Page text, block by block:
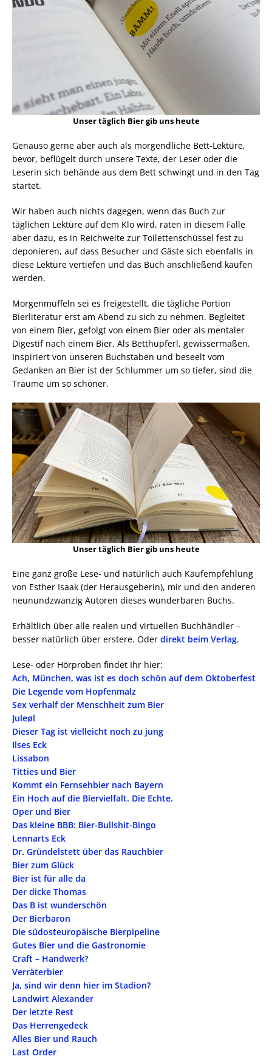
Unser täglich Bier gib uns heute
Genauso gerne aber auch als morgendliche Bett-Lektüre,
bevor, beflügelt durch unsere Texte, der Leser oder die
Leserin sich behände aus dem Bett schwingt und in den Tag
startet.
Wir haben auch nichts dagegen, wenn das Buch zur
täglichen Lektüre auf dem Klo wird, raten in diesem Falle
aber dazu, es in Reichweite zur Toilettenschüssel fest zu
deponieren, auf dass Besucher und Gäste sich ebenfalls in
diese Lektüre vertiefen und das Buch anschließend kaufen
werden.
Morgenmuffeln sei es freigestellt, die tägliche Portion
Bierliteratur erst am Abend zu sich zu nehmen. Begleitet
von einem Bier, gefolgt von einem Bier oder als mentaler
Digestif nach einem Bier. Als Betthupferl, gewissermaßen.
Inspiriert von unseren Buchstaben und beseelt vom
Gedanken an Bier ist der Schlummer um so tiefer, sind die
Träume um so schöner.
Unser täglich Bier gib uns heute
Eine ganz große Lese- und natürlich auch Kaufempfehlung
von Esther Isaak (der Herausgeberin), mir und den anderen
neunundzwanzig Autoren dieses wunderbaren Buchs.
Erhältlich über alle realen und virtuellen Buchhändler –
besser natürlich über erstere. Oder direkt beim Verlag.
Lese- oder Hörproben findet Ihr hier:
Ach, München, was ist es doch schön auf dem Oktoberfest
Die Legende vom Hopfenmalz
Sex verhalf der Menschheit zum Bier
Juleøl
Dieser Tag ist vielleicht noch zu jung
Ilses Eck
Lissabon
Titties und Bier
Kommt ein Fernsehbier nach Bayern
Ein Hoch auf die Biervielfalt. Die Echte.
Oper und Bier
Das kleine BBB: Bier-Bullshit-Bingo
Lennarts Eck
Dr. Gründelstett über das Rauchbier
Bier zum Glück
Bier ist für alle da
Der dicke Thomas
Das B ist wunderschön
Der Bierbaron
Die südosteuropäische Bierpipeline
Gutes Bier und die Gastronomie
Craft – Handwerk?
Verräterbier
Ja, sind wir denn hier im Stadion?
Landwirt Alexander
Der letzte Rest
Das Herrengedeck
Alles Bier und Rauch
Last Order